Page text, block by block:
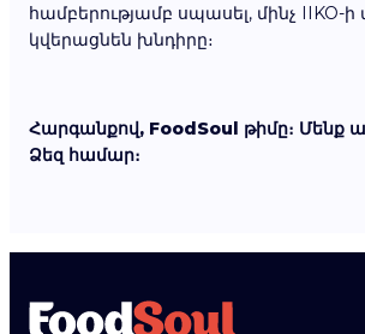
համբերությամբ սպասել, մինչ IIKO-
կվերացնեն խնդիրը։
Հարգանքով, FoodSoul թիմը։ Մենք
Ձեզ համար։